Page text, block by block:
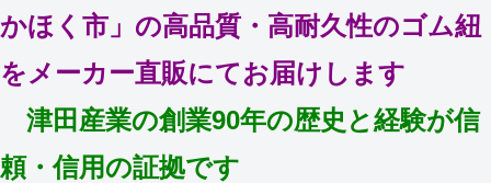
かほく市」の高品質・高耐久性のゴム紐
をメーカー直販にてお届けします
津田産業の創業90年の歴史と経験が信
頼・信用の証拠です